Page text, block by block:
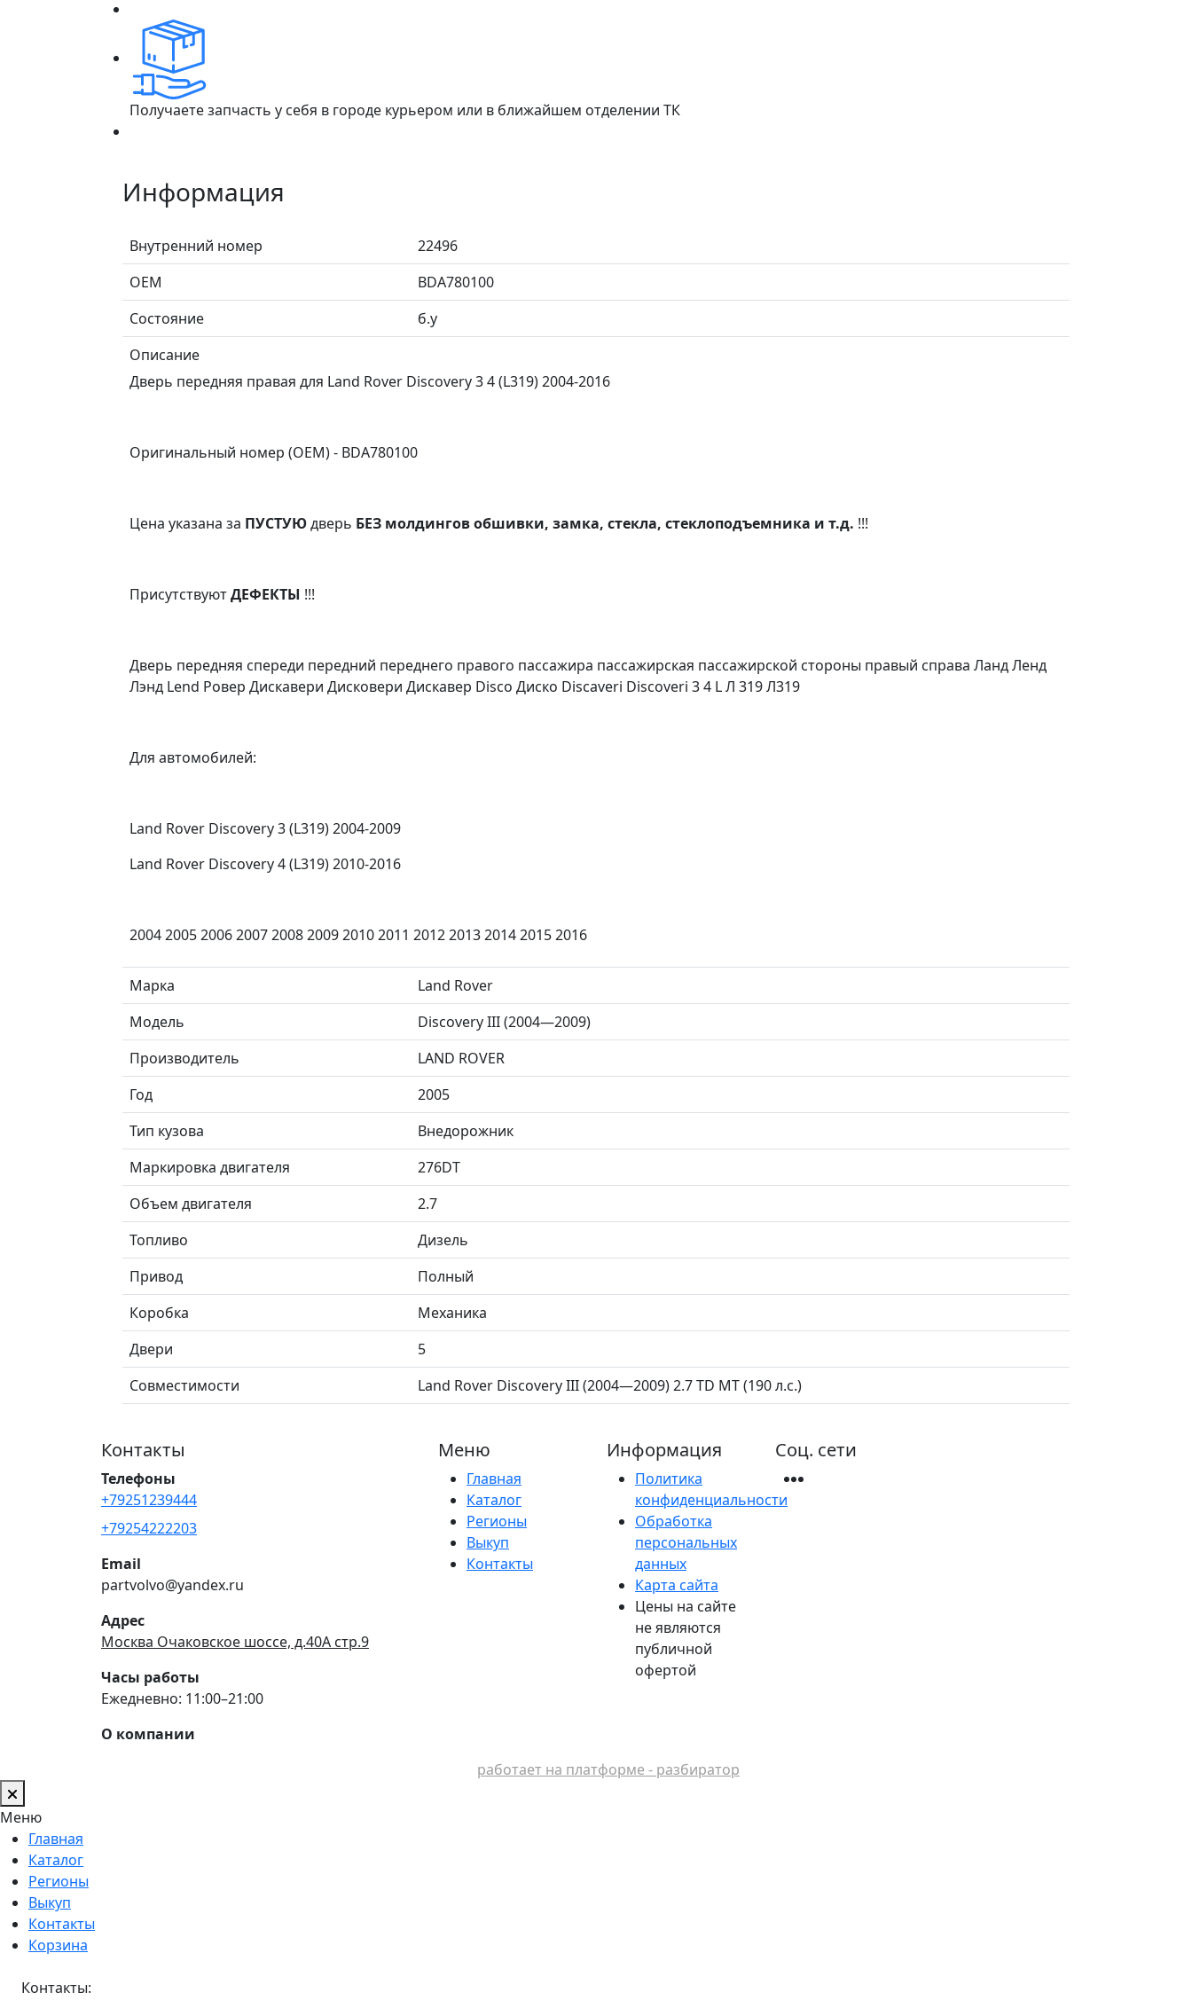
Получаете запчасть у себя в городе курьером или в ближайшем отделении ТК
Информация
Внутренний номер
22496
ОЕМ
BDA780100
Состояние
б.у
Описание
Дверь передняя правая для Land Rover Discovery 3 4 (L319) 2004-2016
Оригинальный номер (OEM) - BDA780100
Цена указана за ПУСТУЮдверь БЕЗ молдингов обшивки, замка, стекла, стеклоподъемника и т.д. !!!
ПрисутствуютДЕФЕКТЫ !!!
Дверь передняя спереди передний переднего правого пассажира пассажирская пассажирской стороны правый справа Ланд Ленд
Лэнд Lend Ровер Дискавери Дисковери Дискавер Disco Диско Discaveri Discoveri 3 4 L Л 319 Л319
Для автомобилей:
Land Rover Discovery 3 (L319) 2004-2009
Land Rover Discovery 4 (L319) 2010-2016
2004 2005 2006 2007 2008 2009 2010 2011 2012 2013 2014 2015 2016
Марка
Land Rover
Модель
Discovery III (2004—2009)
Производитель
LAND ROVER
Год
2005
Тип кузова
Внедорожник
Маркировка двигателя
276DT
Объем двигателя
2.7
Топливо
Дизель
Привод
Полный
Коробка
Механика
Двери
5
Совместимости
Land Rover Discovery III (2004—2009) 2.7 TD MT (190 л.с.)
Контакты
Телефоны
+79251239444
+79254222203
Email
partvolvo@yandex.ru
Адрес
Москва Очаковское шоссе, д.40А стр.9
Часы работы
Ежедневно: 11:00–21:00
О компании
Меню
Главная
Каталог
Регионы
Выкуп
Контакты
Информация
Политика
конфиденциальности
Обработка
персональных
данных
Карта сайта
Цены на сайте
не являются
публичной
офертой
Соц. сети
работает на платформе - разбиратор
Меню
Главная
Каталог
Регионы
Выкуп
Контакты
Корзина
Контакты: